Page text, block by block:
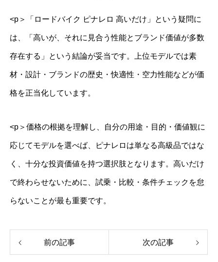
<p＞「ロードバイク ピナレロ 高いだけ」という疑問に
は、「高いが、それに見合う性能とブランド価値が多数
存在する」という結論が妥当です。上位モデルでは素
材・設計・ブランドの歴史・快適性・空力性能などが価
格を正当化しています。
<p＞価格の根拠を理解し、自分の用途・目的・価値観に
応じてモデルを選べば、ピナレロは単なる高級品ではな
く、十分な投資価値を持つ選択肢となります。高いだけ
で終わらせないために、試乗・比較・条件チェックを怠
らないことが最も重要です。
前の記事 次の記事